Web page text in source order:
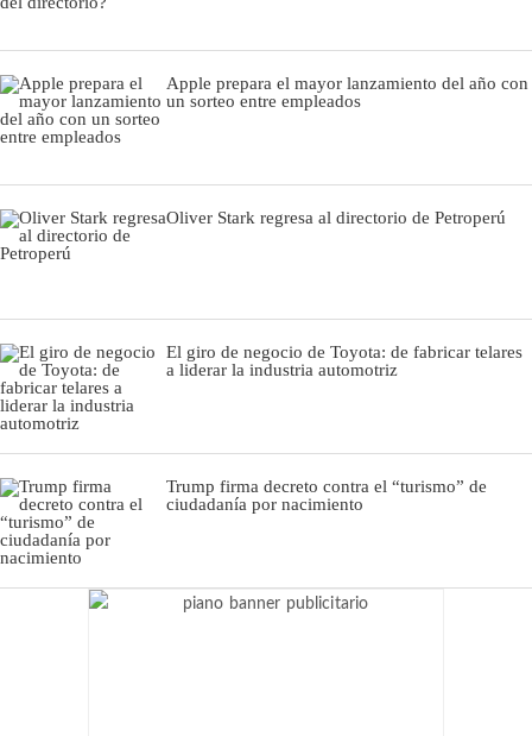
Apple prepara el mayor lanzamiento del año con
un sorteo entre empleados
Oliver Stark regresa al directorio de Petroperú
El giro de negocio de Toyota: de fabricar telares
a liderar la industria automotriz
Trump firma decreto contra el “turismo” de
ciudadanía por nacimiento